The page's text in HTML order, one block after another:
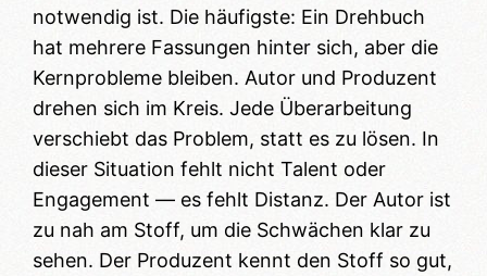
notwendig ist. Die häufigste: Ein Drehbuch
hat mehrere Fassungen hinter sich, aber die
Kernprobleme bleiben. Autor und Produzent
drehen sich im Kreis. Jede Überarbeitung
verschiebt das Problem, statt es zu lösen. In
dieser Situation fehlt nicht Talent oder
Engagement — es fehlt Distanz. Der Autor ist
zu nah am Stoff, um die Schwächen klar zu
sehen. Der Produzent kennt den Stoff so gut,